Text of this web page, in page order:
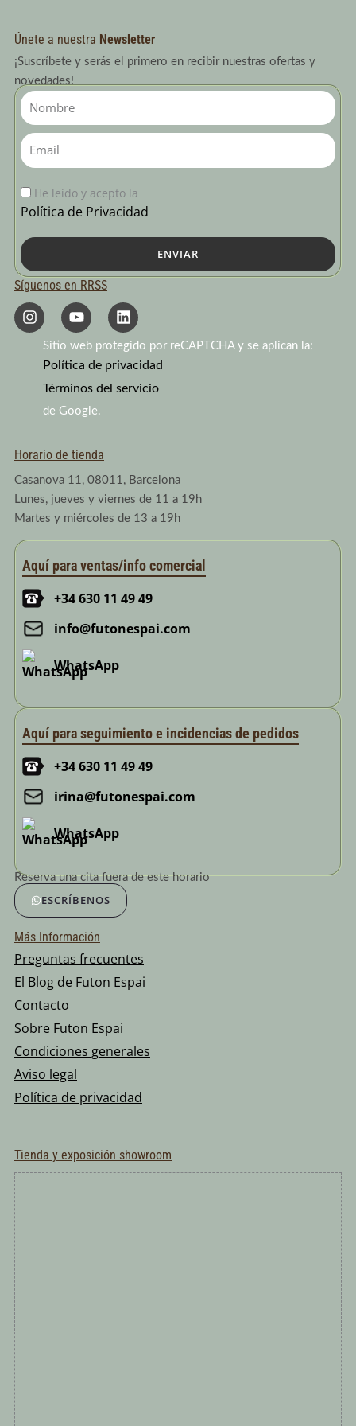
Únete a nuestra Newsletter
¡Suscríbete y serás el primero en recibir nuestras ofertas y
novedades!
Nombre
Email
He leído y acepto la
Política de Privacidad
ENVIAR
Síguenos en RRSS
I
n
s
Y
o
u
t
u
b
e
L
i
n
k
e
d
i
Sitio web protegido por reCAPTCHA y se aplican la:
Política de privacidad
Términos del servicio
de Google.
Horario de tienda
Casanova 11, 08011, Barcelona
Lunes, jueves y viernes de 11 a 19h
Martes y miércoles de 13 a 19h
Aquí para ventas/info comercial
+34 630 11 49 49
info@futonespai.com
WhatsApp
Aquí para seguimiento e incidencias de pedidos
+34 630 11 49 49
irina@futonespai.com
WhatsApp
Reserva una cita fuera de este horario
ESCRÍBENOS
Más Información
Preguntas frecuentes
El Blog de Futon Espai
Contacto
Sobre Futon Espai
Condiciones generales
Aviso legal
Política de privacidad
Tienda y exposición showroom